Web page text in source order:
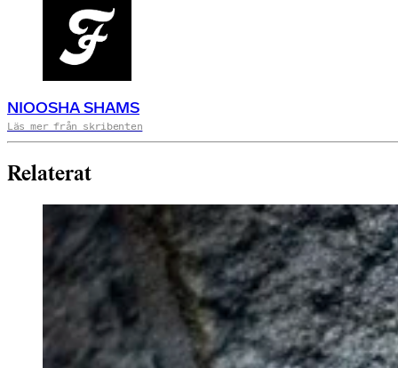
NIOOSHA SHAMS
Läs mer från skribenten
Relaterat